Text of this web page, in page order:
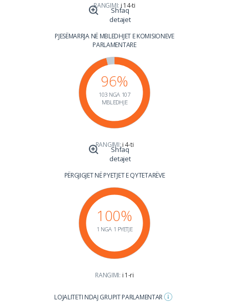
RANGIMI: i 14-ti
Shfaq
detajet
PJESËMARRJA NË MBLEDHJET E KOMISIONEVE
PARLAMENTARE
96%
103 NGA 107
MBLEDHJE
RANGIMI: i 4-ti
Shfaq
detajet
PËRGJIGJET NË PYETJET E QYTETARËVE
100%
1 NGA 1 PYETJE
RANGIMI: i 1-ri
LOJALITETI NDAJ GRUPIT PARLAMENTAR